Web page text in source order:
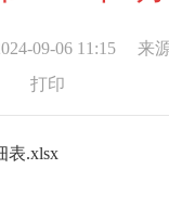
09-06 11:15 来
打印
表.xlsx